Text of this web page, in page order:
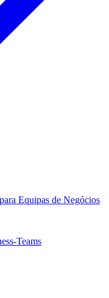
Equipas de Negócios
Teams